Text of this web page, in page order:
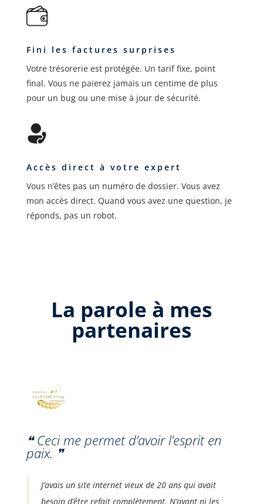
Fini les factures surprises
Votre trésorerie est protégée. Un tarif fixe, point
final. Vous ne paierez jamais un centime de plus
pour un bug ou une mise à jour de sécurité.
Accès direct à votre expert
Vous n’êtes pas un numéro de dossier. Vous avez
mon accès direct. Quand vous avez une question, je
réponds, pas un robot.
La parole à mes
partenaires
❝ Ceci me permet d’avoir l’esprit en
paix. ❞
J’avais un site internet vieux de 20 ans qui avait
besoin d’être refait complètement. N’ayant ni les